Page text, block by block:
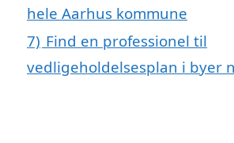
hele Aarhus kommune
7) Find en professionel til
vedligeholdelsesplan i byer